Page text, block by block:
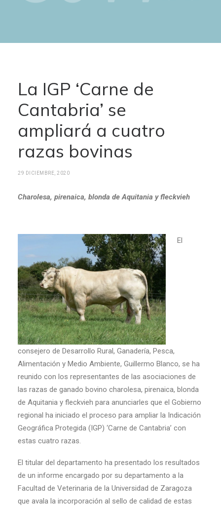
La IGP ‘Carne de
Cantabria’ se
ampliará a cuatro
razas bovinas
29 DICIEMBRE, 2020
Charolesa, pirenaica, blonda de Aquitania y fleckvieh
El
consejero de Desarrollo Rural, Ganadería, Pesca,
Alimentación y Medio Ambiente, Guillermo Blanco, se ha
reunido con los representantes de las asociaciones de
las razas de ganado bovino charolesa, pirenaica, blonda
de Aquitania y fleckvieh para anunciarles que el Gobierno
regional ha iniciado el proceso para ampliar la Indicación
Geográfica Protegida (IGP) ‘Carne de Cantabria’ con
estas cuatro razas.
El titular del departamento ha presentado los resultados
de un informe encargado por su departamento a la
Facultad de Veterinaria de la Universidad de Zaragoza
que avala la incorporación al sello de calidad de estas